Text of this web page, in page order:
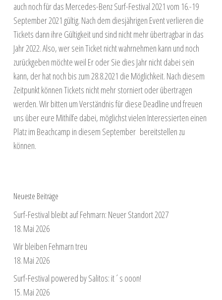
auch noch für das Mercedes-Benz Surf-Festival 2021 vom 16.-19
September 2021 gültig. Nach dem diesjährigen Event verlieren die
Tickets dann ihre Gültigkeit und sind nicht mehr übertragbar in das
Jahr 2022. Also, wer sein Ticket nicht wahrnehmen kann und noch
zurückgeben möchte weil Er oder Sie dies Jahr nicht dabei sein
kann, der hat noch bis zum 28.8.2021 die Möglichkeit. Nach diesem
Zeitpunkt können Tickets nicht mehr storniert oder übertragen
werden. Wir bitten um Verständnis für diese Deadline und freuen
uns über eure Mithilfe dabei, möglichst vielen Interessierten einen
Platz im Beachcamp in diesem September bereitstellen zu
können.
Neueste Beiträge
Surf-Festival bleibt auf Fehmarn: Neuer Standort 2027
18. Mai 2026
Wir bleiben Fehmarn treu
18. Mai 2026
Surf-Festival powered by Salitos: it´s ooon!
15. Mai 2026